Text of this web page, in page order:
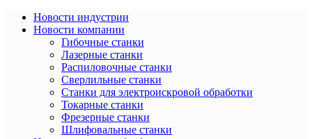
Новости индустрии
Новости компании
Гибочные станки
Лазерные станки
Распиловочные станки
Сверлильные станки
Станки для электроискровой обработки
Токарные станки
Фрезерные станки
Шлифовальные станки